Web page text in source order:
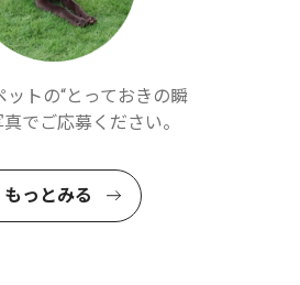
ットの“とっておきの瞬
でご応募ください。
もっとみる